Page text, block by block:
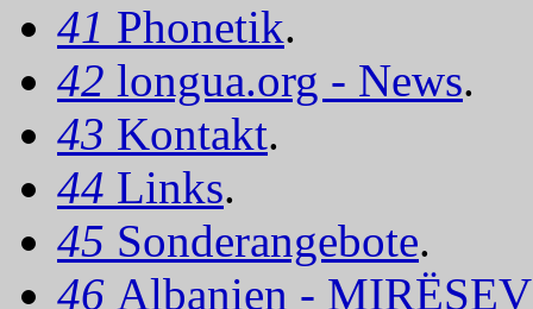
41 Phonetik.
42 longua.org - News.
43 Kontakt.
44 Links.
45 Sonderangebote.
46 Albanien -